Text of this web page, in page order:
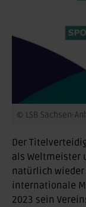
© LSB Sachsen-
Der
als Weltmeister
natürlich
internationale
2023 sein